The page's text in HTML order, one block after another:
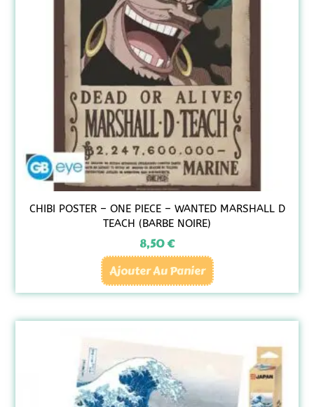
CHIBI POSTER – ONE PIECE – WANTED MARSHALL D
TEACH (BARBE NOIRE)
8,50€
Ajouter Au Panier